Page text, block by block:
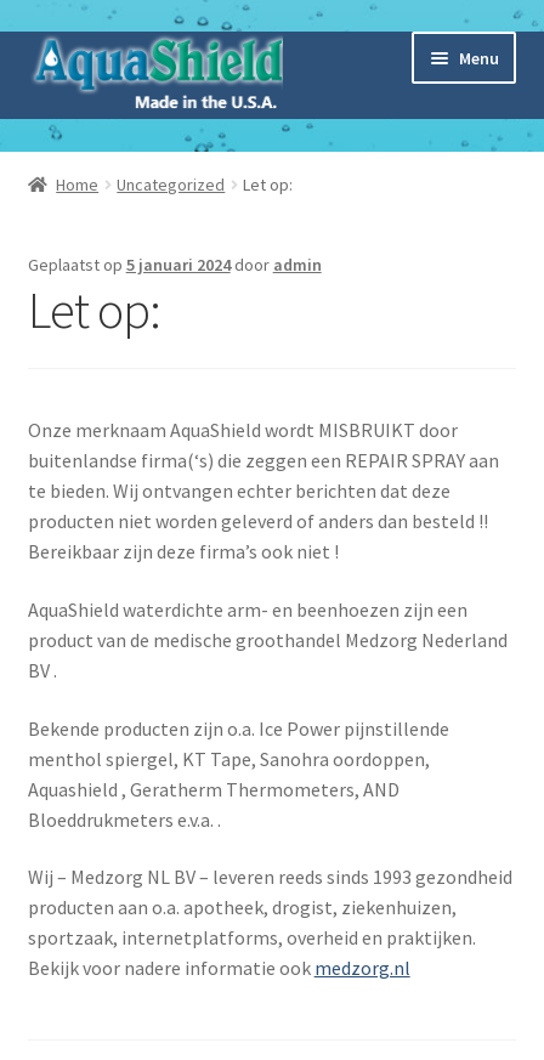
Ga
door
navigatie
Ga
naar
inhoud
Menu
Home
Over Aquashield
Home Uncategorized Let op:
Geplaatst op 5 januari 2024 door admin
Let op:
Onze merknaam AquaShield wordt MISBRUIKT door
buitenlandse firma(‘s) die zeggen een REPAIR SPRAY aan
te bieden. Wij ontvangen echter berichten dat deze
producten niet worden geleverd of anders dan besteld !!
Bereikbaar zijn deze firma’s ook niet !
AquaShield waterdichte arm- en beenhoezen zijn een
product van de medische groothandel Medzorg Nederland
BV .
Bekende producten zijn o.a. Ice Power pijnstillende
menthol spiergel, KT Tape, Sanohra oordoppen,
Aquashield , Geratherm Thermometers, AND
Bloeddrukmeters e.v.a. .
Wij – Medzorg NL BV – leveren reeds sinds 1993 gezondheid
producten aan o.a. apotheek, drogist, ziekenhuizen,
sportzaak, internetplatforms, overheid en praktijken.
Bekijk voor nadere informatie ook medzorg.nl